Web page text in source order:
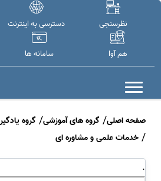
نظرسنجی دسترسی به اینترنت
هم آوا سامانه ها
صفحه اصلی گروه های آموزشی گروه
خدمات علمی و مشاوره ای
.